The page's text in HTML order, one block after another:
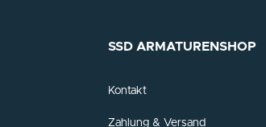
SSD ARMATURENSHOP
Kontakt
Zahlung & Versand